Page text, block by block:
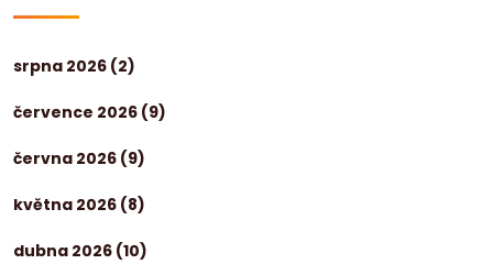
srpna 2026 (2)
července 2026 (9)
června 2026 (9)
května 2026 (8)
dubna 2026 (10)